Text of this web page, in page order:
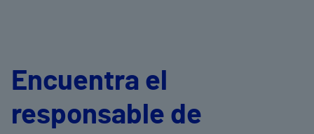
Encuentra el
responsable de